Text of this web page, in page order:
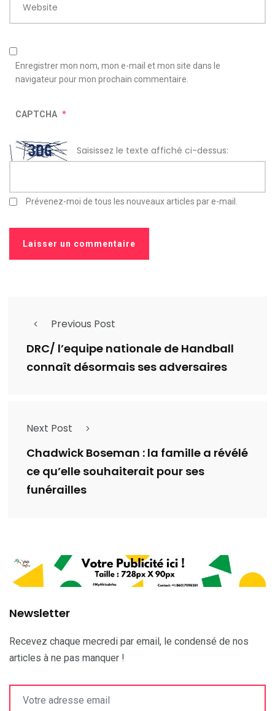
Website
Enregistrer mon nom, mon e-mail et mon site dans le
navigateur pour mon prochain commentaire.
CAPTCHA *
Saisissez le texte affiché ci-dessus:
Prévenez-moi de tous les nouveaux articles par e-mail.
Previous Post
DRC/ l’equipe nationale de Handball
connaît désormais ses adversaires
Next Post
Chadwick Boseman : la famille a révélé
ce qu’elle souhaiterait pour ses
funérailles
Newsletter
Recevez chaque mecredi par email, le condensé de nos
articles à ne pas manquer !